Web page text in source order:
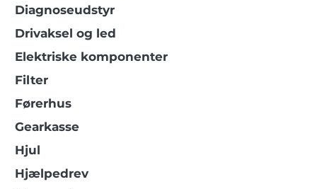
Diagnoseudstyr
Drivaksel og led
Elektriske komponenter
Filter
Førerhus
Gearkasse
Hjul
Hjælpedrev